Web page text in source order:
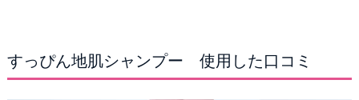
すっぴん地肌シャンプー 使用した口コミ